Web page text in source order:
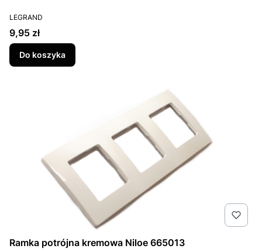
PRODUCENT
LEGRAND
Cena
9,95 zł
Do koszyka
Ramka potrójna kremowa Niloe 665013